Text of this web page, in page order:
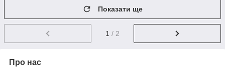
Показати ще
1 / 2
Про нас